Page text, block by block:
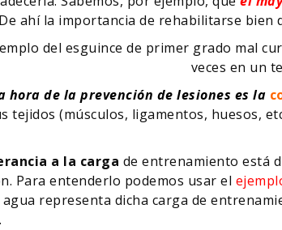
ahí la importancia de rehabilitarse bien
del esguince de primer grado mal
veces en un
hora de la prevención de lesiones es la
tejidos (músculos, ligamentos, huesos,
a la carga de entrenamiento está
Para entenderlo podemos usar el
representa dicha carga de